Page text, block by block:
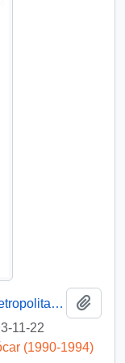
[Oficio de la Directora del SERVIU Metropolitano referente a solicitud ciudadana]
11-22
(1990-1994)